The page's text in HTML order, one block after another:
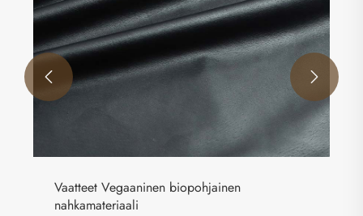
Vaatteet Vegaaninen biopohjainen
nahkamateriaali
 